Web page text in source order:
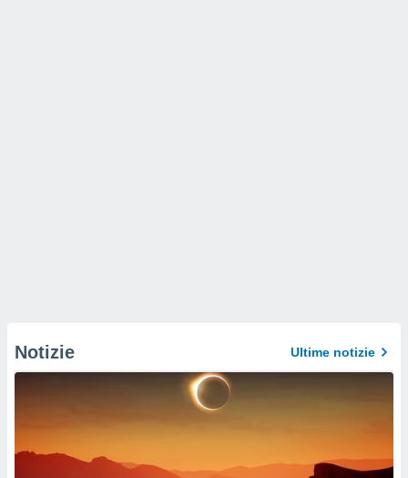
Notizie Ultime notizie